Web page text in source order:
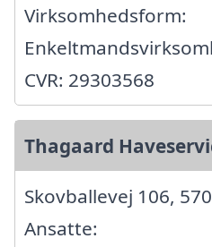
Virksomhedsform:
CVR: 29303568
Thagaard
Skovballevej 106,
Ansatte: